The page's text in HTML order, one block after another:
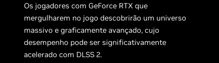
Os jogadores com GeForce RTX que
mergulharem no jogo descobrirão um universo
massivo e graficamente avançado, cujo
desempenho pode ser significativamente
acelerado com DLSS 2.